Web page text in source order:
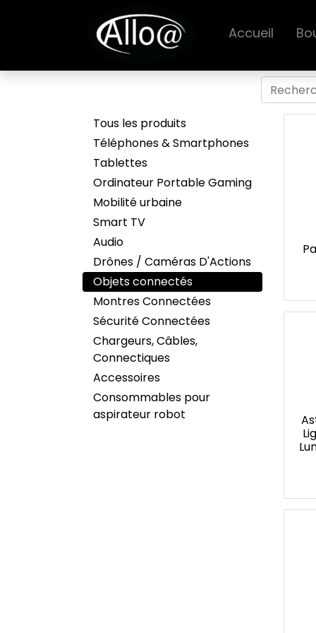
Accueil
Tous les produits
Téléphones & Smartphones
Tablettes
Ordinateur Portable Gaming
Mobilité urbaine
Smart TV
Audio
Drônes / Caméras D'Actions
Objets connectés
Montres Connectées
Sécurité Connectées
Chargeurs, Câbles,
Connectiques
Accessoires
Consommables pour
aspirateur robot